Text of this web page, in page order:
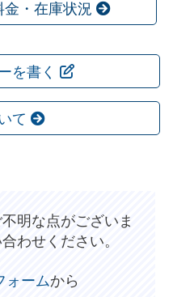
・在庫状況
を書く
て
明な点がございま
わせください。
ォームから